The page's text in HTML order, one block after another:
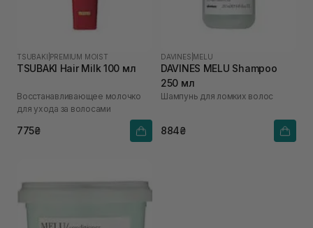
TSUBAKI PREMIUM MOIST
TSUBAKI Hair Milk 100 мл
Восстанавливающее молочко
для ухода за волосами
775₴
DAVINES MELU
DAVINES MELU Shampoo
250 мл
Шампунь для ломких волос
884₴